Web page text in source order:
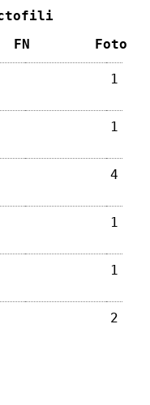
FN Foto
1
1
4
1
1
2